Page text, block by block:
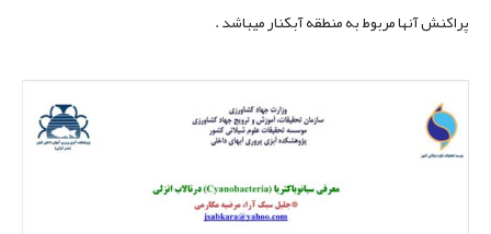
پراكنش‌ آنها مربوط‌ به‌ منطقه‌ آبكنار مي­باشد .